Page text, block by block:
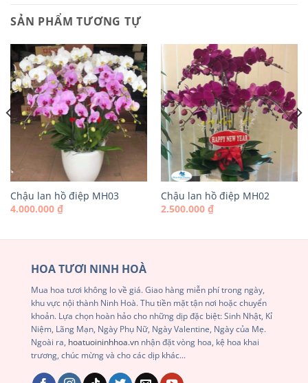
SẢN PHẨM TƯƠNG TỰ
Chậu lan hồ điệp MH03
4.000.000 ₫
Chậu lan hồ điệp MH02
2.500.000 ₫
HOA TƯƠI NINH HOÀ
Mua hoa tươi không lo về giá. Giao hàng miễn phí trong ngày,
khu vực nội thành Ninh Hoà. Thu tiền mặt tận nơi hoặc chuyển
khoản. Lựa chọn hoàn hảo cho những dịp đặc biệt: Sinh Nhật, Kỉ
Niệm, Lãng Mạn, Ngày Phụ Nữ, Ngày Valentine, Ngày của Mẹ.
Ngoài ra, hoatuoininhhoa.vn nhận đặt vòng hoa, kệ hoa khai
trương, chúc mừng và cho các dịp khác...